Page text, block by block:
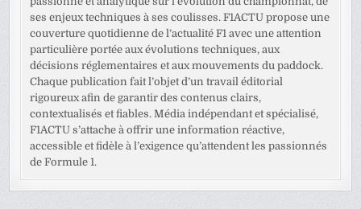
ses enjeux techniques à ses coulisses. F1ACTU propose une
couverture quotidienne de l’actualité F1 avec une attention
particulière portée aux évolutions techniques, aux
décisions réglementaires et aux mouvements du paddock.
Chaque publication fait l’objet d’un travail éditorial
rigoureux afin de garantir des contenus clairs,
contextualisés et fiables. Média indépendant et spécialisé,
F1ACTU s’attache à offrir une information réactive,
accessible et fidèle à l’exigence qu’attendent les passionnés
de Formule 1.